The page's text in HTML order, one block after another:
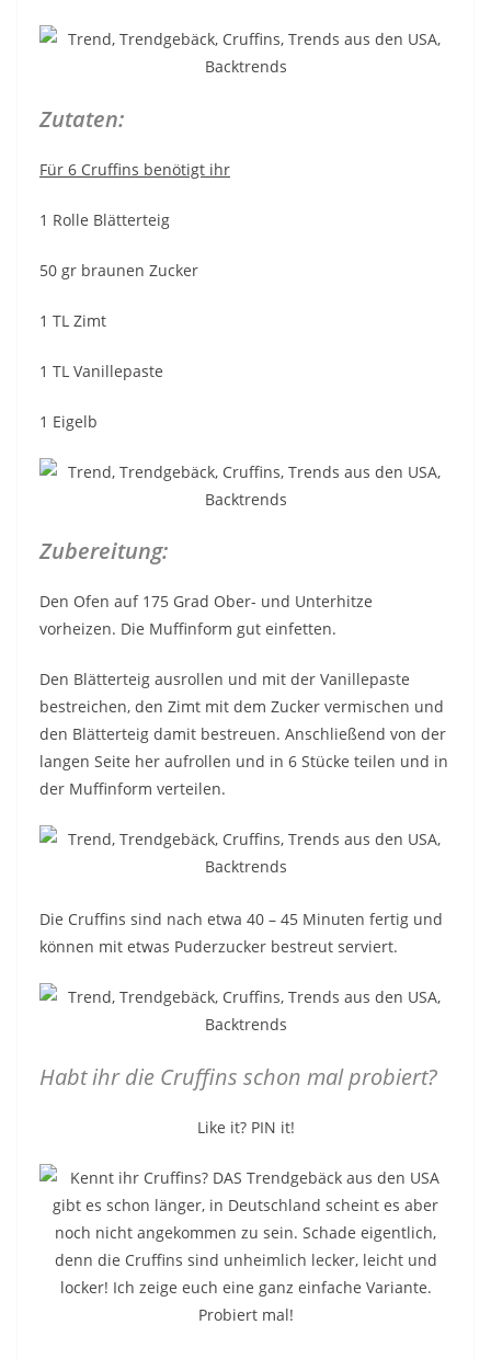
Zutaten:
Für 6 Cruffins benötigt ihr
1 Rolle Blätterteig
50 gr braunen Zucker
1 TL Zimt
1 TL Vanillepaste
1 Eigelb
Zubereitung:
Den Ofen auf 175 Grad Ober- und Unterhitze
vorheizen. Die Muffinform gut einfetten.
Den Blätterteig ausrollen und mit der Vanillepaste
bestreichen, den Zimt mit dem Zucker vermischen und
den Blätterteig damit bestreuen. Anschließend von der
langen Seite her aufrollen und in 6 Stücke teilen und in
der Muffinform verteilen.
Die Cruffins sind nach etwa 40 – 45 Minuten fertig und
können mit etwas Puderzucker bestreut serviert.
Habt ihr die Cruffins schon mal probiert?
Like it? PIN it!